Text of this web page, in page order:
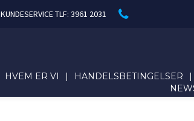
KUNDESERVICE TLF: 3961 2031
HVEM ER VI | HANDELSBETINGELSER
|